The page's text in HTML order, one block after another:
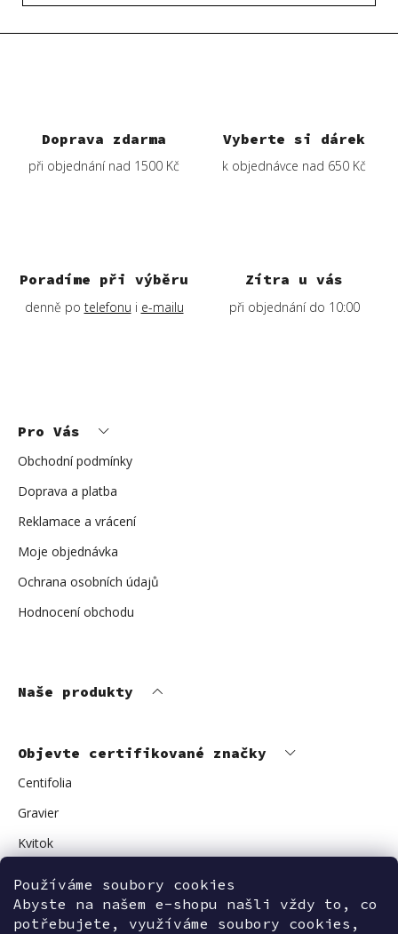
Používáme soubory cookies
Abyste na našem e-shopu našli vždy to, co
potřebujete, využíváme soubory cookies,
Doprava zdarma
při objednání nad 1500 Kč
Vyberte si dárek
k objednávce nad 650 Kč
Poradíme při výběru
denně po telefonu i e-mailu
Zítra u vás
při objednání do 10:00
Pro Vás
Obchodní podmínky
Doprava a platba
Reklamace a vrácení
Moje objednávka
Ochrana osobních údajů
Hodnocení obchodu
Naše produkty
Objevte certifikované značky
Centifolia
Gravier
Kvitok
Avant Skincare